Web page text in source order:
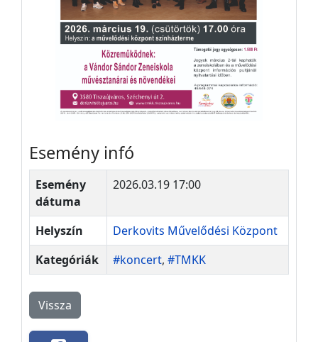
Esemény infó
Esemény
dátuma
2026.03.19 17:00
Helyszín
Derkovits Művelődési Központ
Kategóriák
#koncert, #TMKK
Vissza